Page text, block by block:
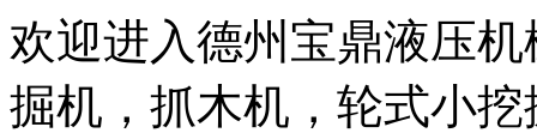
欢迎进入德州宝鼎液压
掘机，抓木机，轮式小